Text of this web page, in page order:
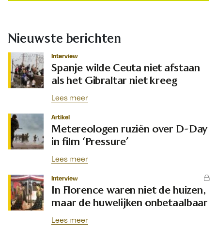
Nieuwste berichten
Interview
Spanje wilde Ceuta niet afstaan
als het Gibraltar niet kreeg
Lees meer
Artikel
Metereologen ruziën over D-Day
in film ‘Pressure’
Lees meer
Interview
In Florence waren niet de huizen,
maar de huwelijken onbetaalbaar
Lees meer